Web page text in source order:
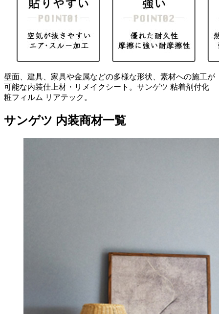
壁面、建具、家具や金属などの多様な形状、素材への施工が
可能な内装仕上材・リメイクシート。サンゲツ 粘着剤付化
粧フィルム リアテック。
サンゲツ 内装商材一覧